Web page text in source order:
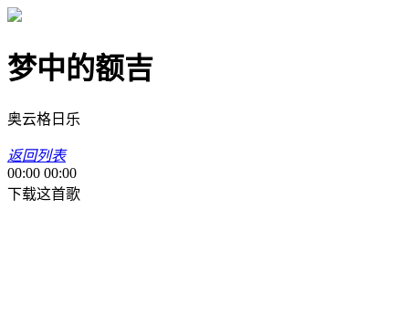
梦中的额吉
奥云格日乐
返回列表
00:00 00:00
下载这首歌